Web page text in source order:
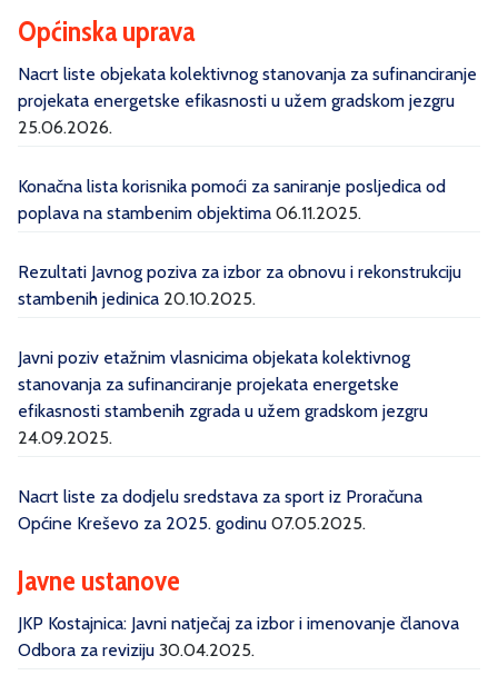
Općinska uprava
Nacrt liste objekata kolektivnog stanovanja za sufinanciranje
projekata energetske efikasnosti u užem gradskom jezgru
25.06.2026.
Konačna lista korisnika pomoći za saniranje posljedica od
poplava na stambenim objektima 06.11.2025.
Rezultati Javnog poziva za izbor za obnovu i rekonstrukciju
stambenih jedinica 20.10.2025.
Javni poziv etažnim vlasnicima objekata kolektivnog
stanovanja za sufinanciranje projekata energetske
efikasnosti stambenih zgrada u užem gradskom jezgru
24.09.2025.
Nacrt liste za dodjelu sredstava za sport iz Proračuna
Općine Kreševo za 2025. godinu 07.05.2025.
Javne ustanove
JKP Kostajnica: Javni natječaj za izbor i imenovanje članova
Odbora za reviziju 30.04.2025.